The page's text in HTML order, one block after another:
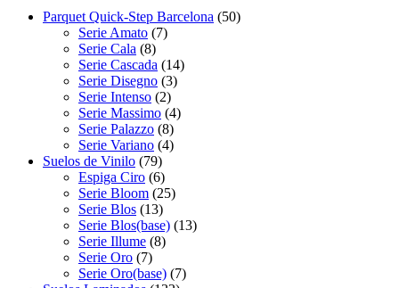
Parquet Quick-Step Barcelona (50)
Serie Amato (7)
Serie Cala (8)
Serie Cascada (14)
Serie Disegno (3)
Serie Intenso (2)
Serie Massimo (4)
Serie Palazzo (8)
Serie Variano (4)
Suelos de Vinilo (79)
Espiga Ciro (6)
Serie Bloom (25)
Serie Blos (13)
Serie Blos(base) (13)
Serie Illume (8)
Serie Oro (7)
Serie Oro(base) (7)